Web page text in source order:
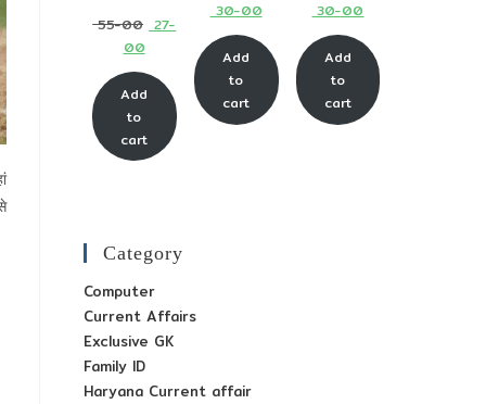
55-00 Original
was:
₹ 55-
00.
27-
00Current
price
is:
₹ 27-
00.
Add
to
cart
price
was:
₹ 65-
00.
30-00Current
price
is:
₹ 30-
00.
Add
to
cart
price
was:
₹ 65-
00.
30-00Current
price
is:
₹ 30-
00.
Add
to
cart
Category
Computer
Current Affairs
Exclusive GK
Family ID
Haryana Current affair